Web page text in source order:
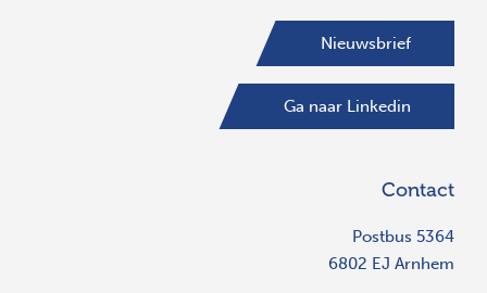
Nieuwsbrief
Ga naar Linkedin
Contact
Postbus 5364
6802 EJ Arnhem